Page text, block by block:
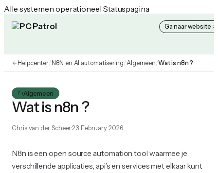
Alle systemen operationeel Statuspagina
PC Patrol Helpcenter Ga naar website
Helpcenter/ N8N en AI automatisering/Algemeen/Wat is n8n ?
Algemeen
Wat is n8n ?
Chris van der Scheer23 February 2026
N8n is een open source automation tool waarmee je
verschillende applicaties, api’s en services met elkaar kunt